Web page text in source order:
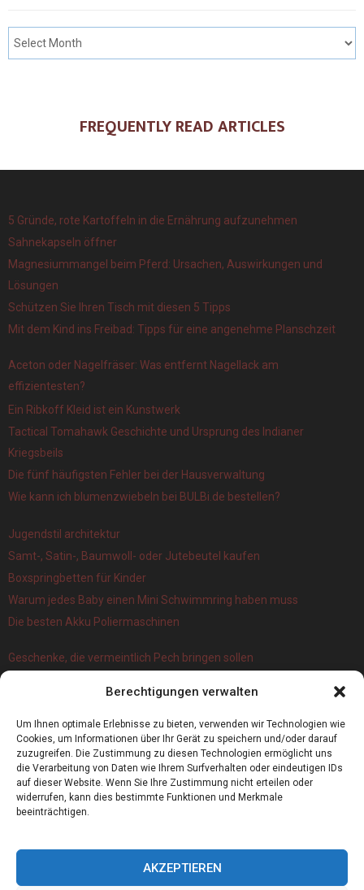
Berechtigungen verwalten
Um Ihnen optimale Erlebnisse zu bieten, verwenden wir Technologien wie
Cookies, um Informationen über Ihr Gerät zu speichern und/oder darauf
zuzugreifen. Die Zustimmung zu diesen Technologien ermöglicht uns
die Verarbeitung von Daten wie Ihrem Surfverhalten oder eindeutigen IDs
auf dieser Website. Wenn Sie Ihre Zustimmung nicht erteilen oder
widerrufen, kann dies bestimmte Funktionen und Merkmale
beeinträchtigen.
AKZEPTIEREN
FREQUENTLY READ ARTICLES
5 Gründe, rote Kartoffeln in die Ernährung aufzunehmen
Sahnekapseln öffner
Magnesiummangel beim Pferd: Ursachen, Auswirkungen und
Lösungen
Schützen Sie Ihren Tisch mit diesen 5 Tipps
Mit dem Kind ins Freibad: Tipps für eine angenehme Planschzeit
Aceton oder Nagelfräser: Was entfernt Nagellack am
effizientesten?
Ein Ribkoff Kleid ist ein Kunstwerk
Tactical Tomahawk Geschichte und Ursprung des Indianer
Kriegsbeils
Die fünf häufigsten Fehler bei der Hausverwaltung
Wie kann ich blumenzwiebeln bei BULBi.de bestellen?
Jugendstil architektur
Samt-, Satin-, Baumwoll- oder Jutebeutel kaufen
Boxspringbetten für Kinder
Warum jedes Baby einen Mini Schwimmring haben muss
Die besten Akku Poliermaschinen
Geschenke, die vermeintlich Pech bringen sollen
Die 5 Wichtigsten Vorteile Eines Infrarot Dörrautomat
Alles, was Sie über Kork wissen müssen